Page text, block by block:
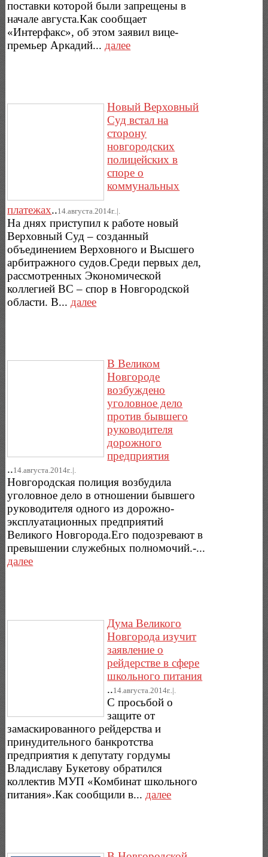
поставки которой были запрещены в
начале августа.Как сообщает
«Интерфакс», об этом заявил вице-
премьер Аркадий... далее
Новый Верховный
Суд встал на
сторону
новгородских
полицейских в
споре о
коммунальных
платежах..14.августа.2014г..|.
На днях приступил к работе новый
Верховный Суд – созданный
объединением Верховного и Высшего
арбитражного судов.Среди первых дел,
рассмотренных Экономической
коллегией ВС – спор в Новгородской
области. В... далее
В Великом
Новгороде
возбуждено
уголовное дело
против бывшего
руководителя
дорожного
предприятия
..14.августа.2014г..|.
Новгородская полиция возбудила
уголовное дело в отношении бывшего
руководителя одного из дорожно-
эксплуатационных предприятий
Великого Новгорода.Его подозревают в
превышении служебных полномочий.-...
далее
Дума Великого
Новгорода изучит
заявление о
рейдерстве в сфере
школьного питания
..14.августа.2014г..|.
С просьбой о
защите от
замаскированного рейдерства и
принудительного банкротства
предприятия к депутату гордумы
Владиславу Букетову обратился
коллектив МУП «Комбинат школьного
питания».Как сообщили в... далее